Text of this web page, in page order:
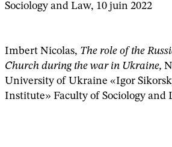
Sociology and Law, 10 juin 2022
Imbert Nicolas, The role of the
Church during the war in Ukraine,
University of Ukraine «Igor
Institute» Faculty of Sociology and